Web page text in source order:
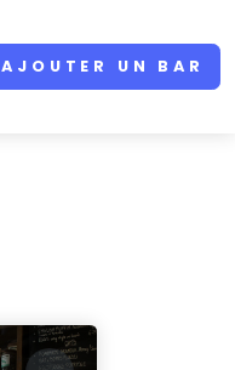
AJOUTER UN BAR